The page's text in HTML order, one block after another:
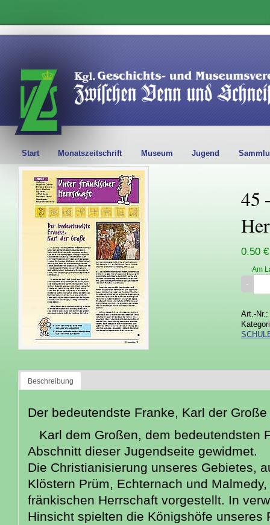
Start Monatszeitschrift Museum Jugend
45
0.50 €
Am
Art.-Nr.:
Beschreibung
Der bedeutendste Franke, Karl der
Karl dem Großen, dem bedeutendsten
Abschnitt dieser Jugendseite gewidmet.
Die Christianisierung unseres Gebietes,
Klöstern Prüm, Echternach und
fränkischen Herrschaft vorgestellt. In
Hinsicht spielten die Königshöfe unseres